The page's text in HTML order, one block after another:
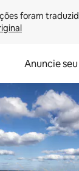
Anuncie